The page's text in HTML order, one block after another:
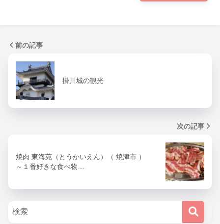
前の記事
掛川城の観光
次の記事
焼肉 東海苑（とうかいえん）（ 焼津市 ）
～１番好きな食べ物…